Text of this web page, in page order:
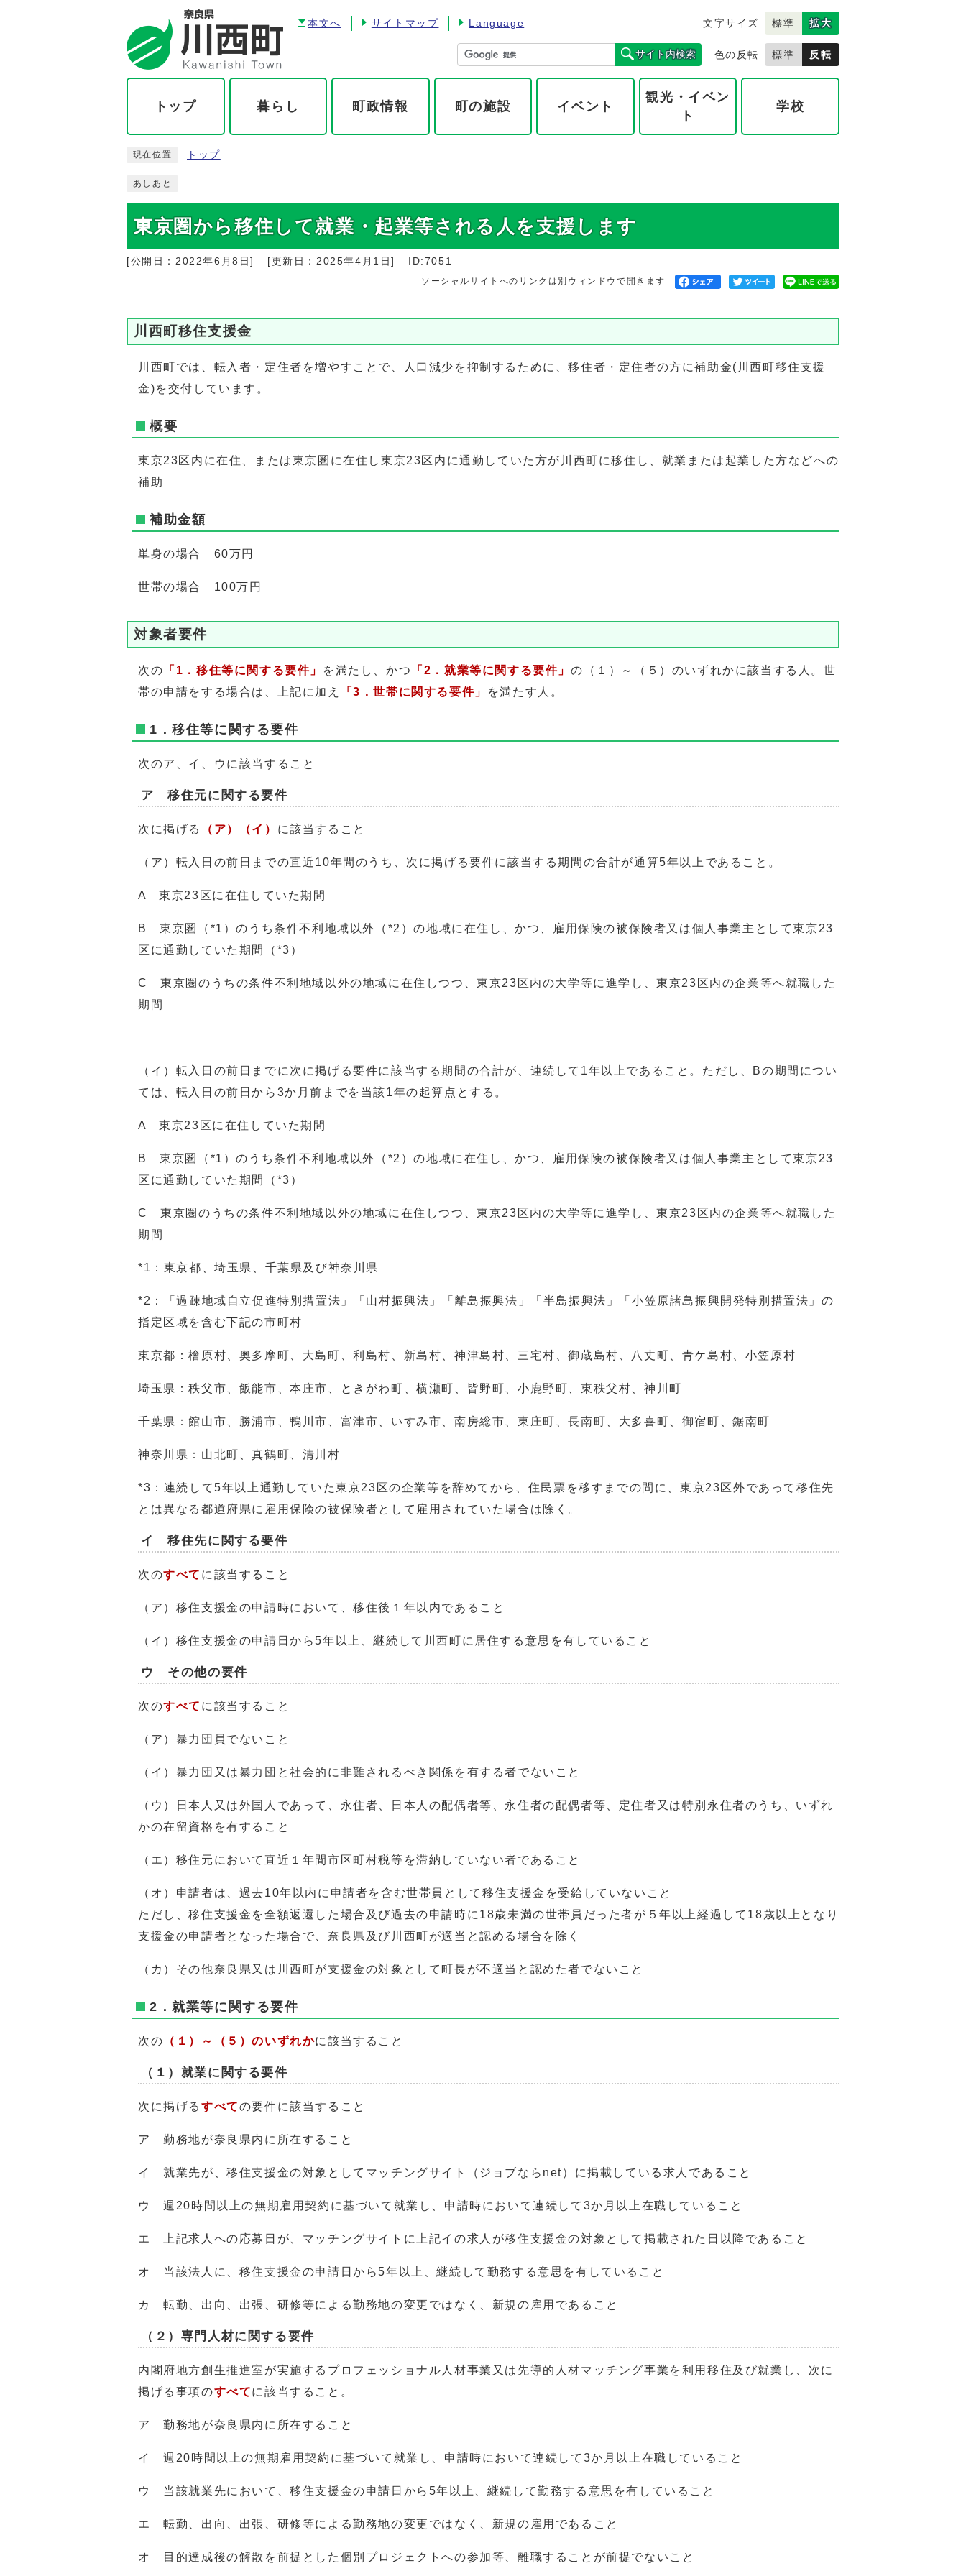
本文へ サイトマップ Language 文字サイズ 標準 拡大
サイト内検索 色の反転 標準 反転
トップ 暮らし 町政情報 町の施設 イベント
観光・イベン
ト
学校
現在位置 トップ
あしあと
東京圏から移住して就業・起業等される人を支援します
[公開日： 2022年6月8日] [更新日：2025年4月1日] ID:7051
ソーシャルサイトへのリンクは別ウィンドウで開きます
川西町移住支援金
川西町では、転入者・定住者を増やすことで、人口減少を抑制するために、移住者・定住者の方に補助金(川西町移住支援
金)を交付しています。
概要
東京23区内に在住、または東京圏に在住し東京23区内に通勤していた方が川西町に移住し、就業または起業した方などへの
補助
補助金額
単身の場合 60万円
世帯の場合 100万円
対象者要件
次の 「1．移住等に関する要件」 を満たし、かつ 「2．就業等に関する要件」の（１）～（５）のいずれかに該当する人。世
帯の申請をする場合は、上記に加え
「3．世帯に関する要件」 を満たす人。
1．移住等に関する要件
次のア、イ、ウに該当すること
ア 移住元に関する要件
次に掲げる （ア）（イ） に該当すること
（ア）転入日の前日までの直近10年間のうち、次に掲げる要件に該当する期間の合計が通算5年以上であること。
A 東京23区に在住していた期間
B 東京圏（*1）のうち条件不利地域以外（*2）の地域に在住し、かつ、雇用保険の被保険者又は個人事業主として東京23
区に通勤していた期間（*3）
C 東京圏のうちの条件不利地域以外の地域に在住しつつ、東京23区内の大学等に進学し、東京23区内の企業等へ就職した
期間
（イ）転入日の前日までに次に掲げる要件に該当する期間の合計が、連続して1年以上であること。ただし、Bの期間につい
ては、転入日の前日から3か月前までを当該1年の起算点とする。
A 東京23区に在住していた期間
B 東京圏（*1）のうち条件不利地域以外（*2）の地域に在住し、かつ、雇用保険の被保険者又は個人事業主として東京23
区に通勤していた期間（*3）
C 東京圏のうちの条件不利地域以外の地域に在住しつつ、東京23区内の大学等に進学し、東京23区内の企業等へ就職した
期間
*1：東京都、埼玉県、千葉県及び神奈川県
*2：「過疎地域自立促進特別措置法」「山村振興法」「離島振興法」「半島振興法」「小笠原諸島振興開発特別措置法」の
指定区域を含む下記の市町村
東京都：檜原村、奥多摩町、大島町、利島村、新島村、神津島村、三宅村、御蔵島村、八丈町、青ケ島村、小笠原村
埼玉県：秩父市、飯能市、本庄市、ときがわ町、横瀬町、皆野町、小鹿野町、東秩父村、神川町
千葉県：館山市、勝浦市、鴨川市、富津市、いすみ市、南房総市、東庄町、長南町、大多喜町、御宿町、鋸南町
神奈川県：山北町、真鶴町、清川村
*3：連続して5年以上通勤していた東京23区の企業等を辞めてから、住民票を移すまでの間に、東京23区外であって移住先
とは異なる都道府県に雇用保険の被保険者として雇用されていた場合は除く。
イ 移住先に関する要件
次のすべて に該当すること
（ア）移住支援金の申請時において、移住後１年以内であること
（イ）移住支援金の申請日から5年以上、継続して川西町に居住する意思を有していること
ウ その他の要件
次のすべて に該当すること
（ア）暴力団員でないこと
（イ）暴力団又は暴力団と社会的に非難されるべき関係を有する者でないこと
（ウ）日本人又は外国人であって、永住者、日本人の配偶者等、永住者の配偶者等、定住者又は特別永住者のうち、いずれ
かの在留資格を有すること
（エ）移住元において直近１年間市区町村税等を滞納していない者であること
（オ）申請者は、過去10年以内に申請者を含む世帯員として移住支援金を受給していないこと
ただし、移住支援金を全額返還した場合及び過去の申請時に18歳未満の世帯員だった者が５年以上経過して18歳以上となり
支援金の申請者となった場合で、奈良県及び川西町が適当と認める場合を除く
（カ）その他奈良県又は川西町が支援金の対象として町長が不適当と認めた者でないこと
2．就業等に関する要件
次の （１）～（５）のいずれかに該当すること
（１）就業に関する要件
次に掲げる すべての要件に該当すること
ア 勤務地が奈良県内に所在すること
イ 就業先が、移住支援金の対象としてマッチングサイト（ジョブならnet）に掲載している求人であること
ウ 週20時間以上の無期雇用契約に基づいて就業し、申請時において連続して3か月以上在職していること
エ 上記求人への応募日が、マッチングサイトに上記イの求人が移住支援金の対象として掲載された日以降であること
オ 当該法人に、移住支援金の申請日から5年以上、継続して勤務する意思を有していること
カ 転勤、出向、出張、研修等による勤務地の変更ではなく、新規の雇用であること
（２）専門人材に関する要件
内閣府地方創生推進室が実施するプロフェッショナル人材事業又は先導的人材マッチング事業を利用移住及び就業し、次に
掲げる事項のすべてに該当すること。
ア 勤務地が奈良県内に所在すること
イ 週20時間以上の無期雇用契約に基づいて就業し、申請時において連続して3か月以上在職していること
ウ 当該就業先において、移住支援金の申請日から5年以上、継続して勤務する意思を有していること
エ 転勤、出向、出張、研修等による勤務地の変更ではなく、新規の雇用であること
オ 目的達成後の解散を前提とした個別プロジェクトへの参加等、離職することが前提でないこと